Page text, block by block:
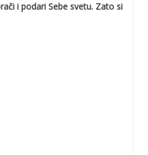
i podari Sebe svetu. Zato si